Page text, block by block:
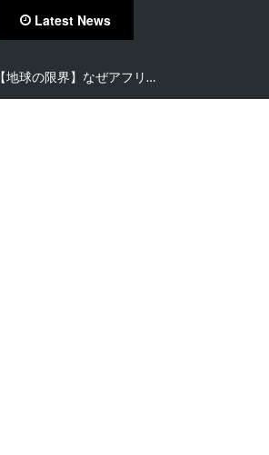
Latest News
【地球の限界】なぜアフリ…